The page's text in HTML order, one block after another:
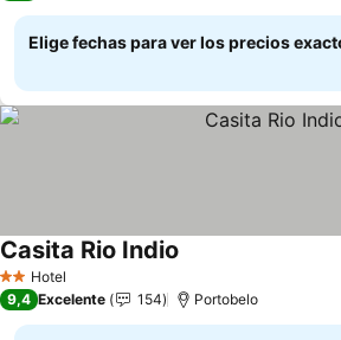
Elige fechas para ver los precios
2 Estrellas
Hotel
Casita Rio Indio
9,4 Excelente 154 Portobelo